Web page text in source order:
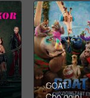
GOAT: